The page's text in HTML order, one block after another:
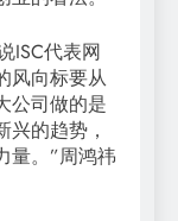
ISC代表网
风向标要从
公司做的是
的趋势，
量。”周鸿祎